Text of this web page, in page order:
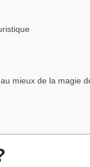
mieux de la magie